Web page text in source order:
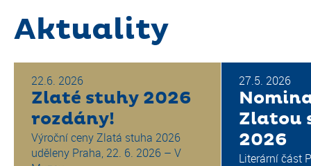
Aktuality
22.6. 2026
Zlaté stuhy 2026
rozdány!
Výroční ceny Zlatá stuha 2026
uděleny Praha, 22. 6. 2026 – V
27.5. 2026
Zlatou
2026
Literární část